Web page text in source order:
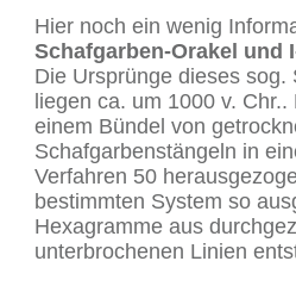
Hier noch ein wenig
Schafgarben-Orakel und
Die Ursprünge dieses sog.
liegen ca. um 1000 v.
einem Bündel von
Schafgarbenstängeln in
Verfahren 50
bestimmten System so
Hexagramme aus
unterbrochenen Linien